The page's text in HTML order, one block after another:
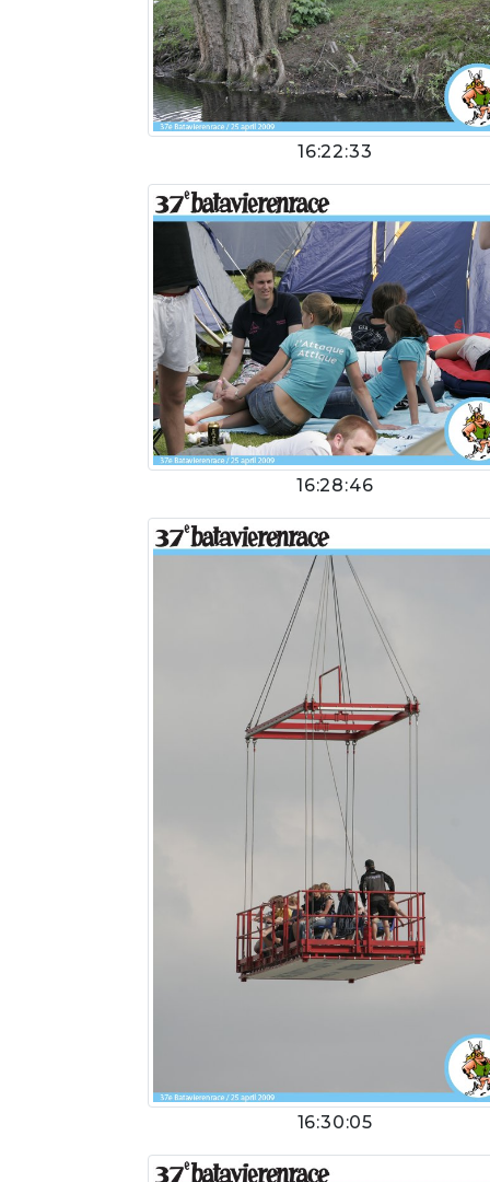
16:22:33
16:28:46
16:30:05